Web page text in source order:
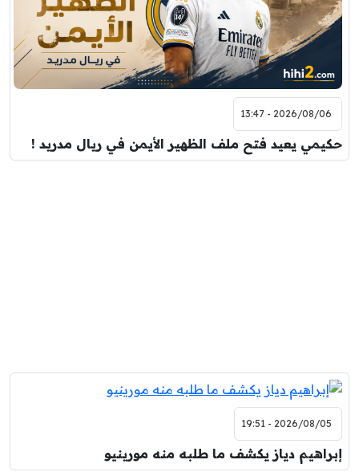
2026/08/06 - 13:47
حكيمي يعيد فتح ملف الظهير الأيمن في ريال مدريد !
2026/08/05 - 19:51
إبراهيم دياز يكشف ما طلبه منه مورينيو